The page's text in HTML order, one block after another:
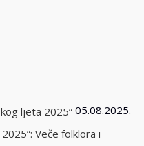
ljeta 2025”05.08.2025.
Veče folklora i